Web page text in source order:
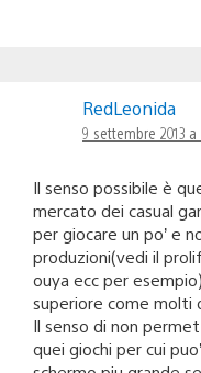
RedLeonida
9 settembre 2013 a
Il senso possibile è
mercato dei casual
per giocare un po’ e
produzioni(vedi il
ouya ecc per
superiore come molti
Il senso di non
quei giochi per cui